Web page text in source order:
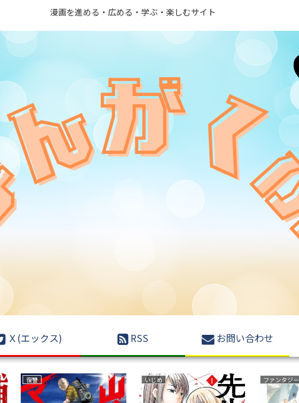
漫画を進める・広める・学ぶ・楽しむサイト
Ｘ(エックス) RSS お問い合わせ
復讐 いじめ ファンタジー